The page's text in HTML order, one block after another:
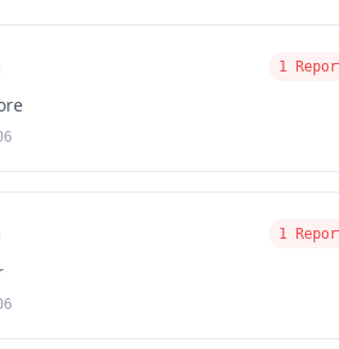
1
1